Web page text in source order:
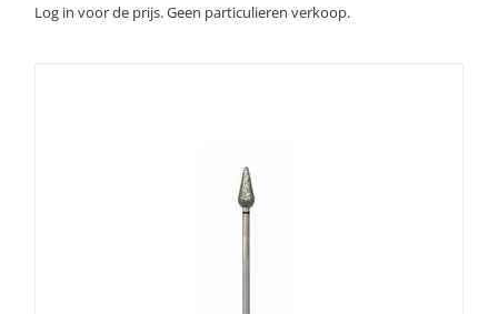
Log in voor de prijs. Geen particulieren verkoop.